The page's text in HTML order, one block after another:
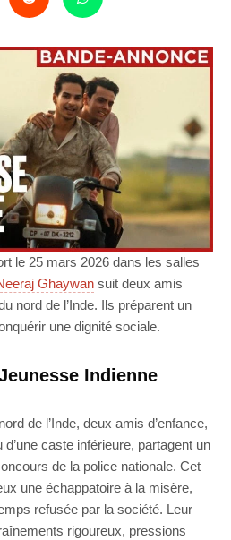
le 25 mars 2026 dans les salles
Ghaywan suit deux amis
nord de l’Inde. Ils préparent un
une dignité sociale.
Indienne
de l’Inde, deux amis d’enfance,
d’une caste inférieure, partagent un
de la police nationale. Cet
une échappatoire à la misère,
refusée par la société. Leur
rigoureux, pressions